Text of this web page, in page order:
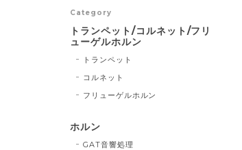
Category
トランペット/コルネット/フリ
ューゲルホルン
トランペット
コルネット
フリューゲルホルン
ホルン
GAT音響処理